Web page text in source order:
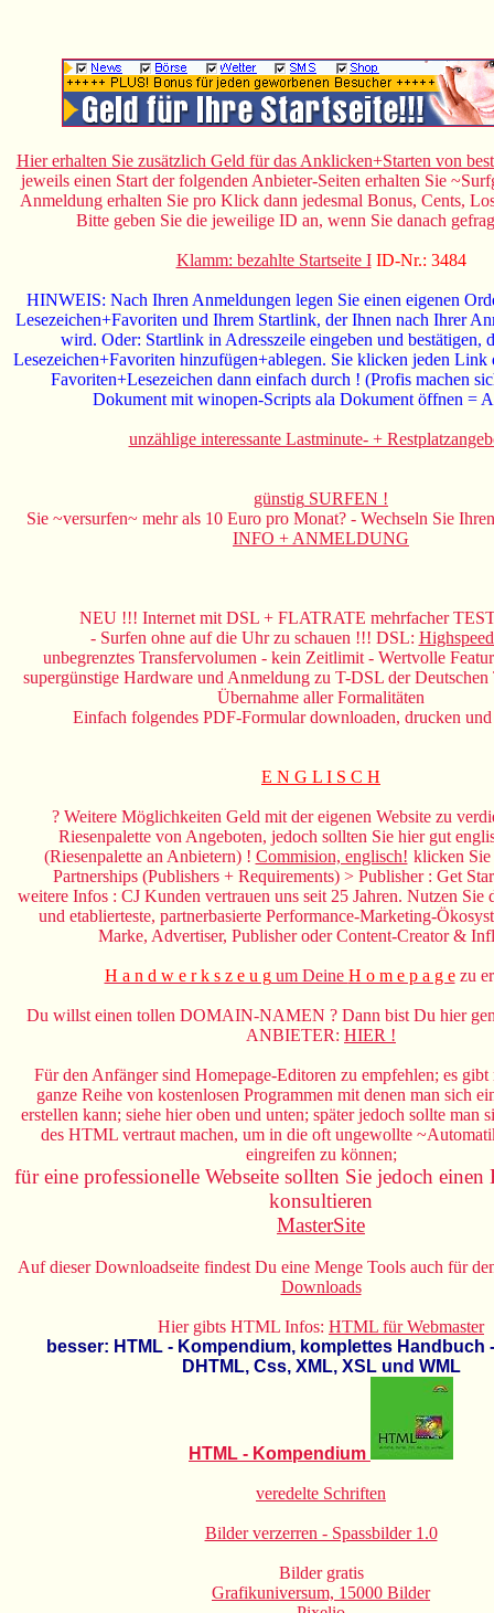
Hier erhalten Sie zusätzlich Geld für das Anklicken+Starten von
jeweils einen Start der folgenden Anbieter-Seiten erhalten Sie
Anmeldung erhalten Sie pro Klick dann jedesmal Bonus, Cents,
Bitte geben Sie die jeweilige ID an, wenn Sie danach
Klamm: bezahlte Startseite I ID-Nr.: 3484
HINWEIS: Nach Ihren Anmeldungen legen Sie einen eigenen
Lesezeichen+Favoriten und Ihrem Startlink, der Ihnen nach Ihrer
wird. Oder: Startlink in Adresszeile eingeben und bestätigen,
Lesezeichen+Favoriten hinzufügen+ablegen. Sie klicken jeden Link
Favoriten+Lesezeichen dann einfach durch ! (Profis machen
Dokument mit winopen-Scripts ala Dokument öffnen =
unzählige interessante Lastminute- +
günstig SURFEN !
Sie ~versurfen~ mehr als 10 Euro pro Monat? - Wechseln Sie
INFO + ANMELDUNG
NEU !!! Internet mit DSL + FLATRATE mehrfacher
- Surfen ohne auf die Uhr zu schauen !!! DSL:
unbegrenztes Transfervolumen - kein Zeitlimit - Wertvolle
supergünstige Hardware und Anmeldung zu T-DSL der
Übernahme aller Formalitäten
Einfach folgendes PDF-Formular downloaden, drucken
E N G L I S C H
? Weitere Möglichkeiten Geld mit der eigenen Website zu
Riesenpalette von Angeboten, jedoch sollten Sie hier gut
(Riesenpalette an Anbietern) ! Commision, englisch! klicken Sie
Partnerships (Publishers + Requirements) > Publisher : Get
weitere Infos : CJ Kunden vertrauen uns seit 25 Jahren. Nutzen Sie
und etablierteste, partnerbasierte Performance-Marketing-
Marke, Advertiser, Publisher oder Content-Creator &
H a n d w e r k s z e u gum Deine H o m e p a g ezu
Du willst einen tollen DOMAIN-NAMEN ? Dann bist Du hier
ANBIETER: HIER !
Für den Anfänger sind Homepage-Editoren zu empfehlen; es
ganze Reihe von kostenlosen Programmen mit denen man sich
erstellen kann; siehe hier oben und unten; später jedoch sollte man
des HTML vertraut machen, um in die oft ungewollte
eingreifen zu können;
für eine professionelle Webseite sollten Sie jedoch einen
konsultieren
MasterSite
Auf dieser Downloadseite findest Du eine Menge Tools auch für
Downloads
Hier gibts HTML Infos: HTML für Webmaster
besser: HTML - Kompendium, komplettes Handbuch
DHTML, Css, XML, XSL und WML
HTML - Kompendium
veredelte Schriften
Bilder verzerren - Spassbilder 1.0
Bilder gratis
Grafikuniversum, 15000 Bilder